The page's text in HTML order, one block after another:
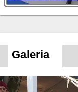
Galeria